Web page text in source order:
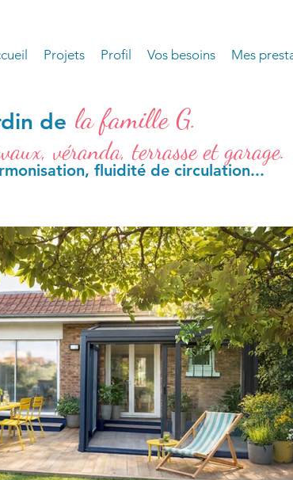
Projets Profil Vos besoins Mes
de la famille G.
véranda, terrasse et garage.
fluidité de circulation...